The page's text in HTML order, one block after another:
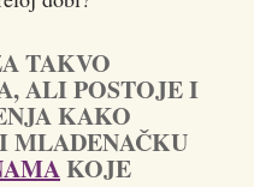
TAKVO
ALI POSTOJE I
KAKO
MLADENAČKU
KOJE